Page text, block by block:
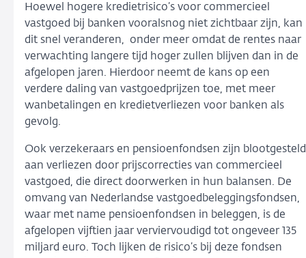
Hoewel hogere kredietrisico’s voor commercieel
vastgoed bij banken vooralsnog niet zichtbaar zijn, kan
dit snel veranderen, onder meer omdat de rentes naar
verwachting langere tijd hoger zullen blijven dan in de
afgelopen jaren. Hierdoor neemt de kans op een
verdere daling van vastgoedprijzen toe, met meer
wanbetalingen en kredietverliezen voor banken als
gevolg.
Ook verzekeraars en pensioenfondsen zijn blootgesteld
aan verliezen door prijscorrecties van commercieel
vastgoed, die direct doorwerken in hun balansen. De
omvang van Nederlandse vastgoedbeleggingsfondsen,
waar met name pensioenfondsen in beleggen, is de
afgelopen vijftien jaar verviervoudigd tot ongeveer 135
miljard euro. Toch lijken de risico’s bij deze fondsen